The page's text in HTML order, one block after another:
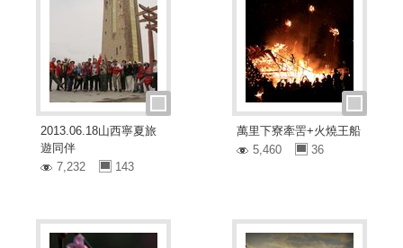
2013.06.18山西寧夏旅
遊同伴
7,232
143
萬里下寮牽罟+火燒王船
5,460
36